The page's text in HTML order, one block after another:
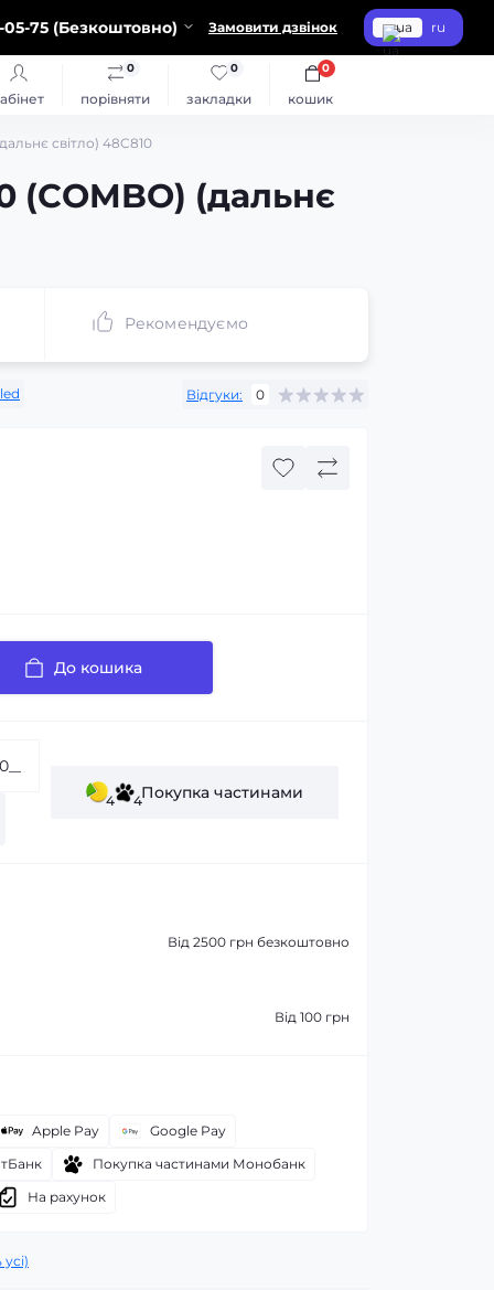
75 (Безкоштовно) Замовити дзвінок ua ru
порівняти
0
закладки
0
кошик
0
світло) 48C810
(COMBO) (дальнє
Рекомендуємо
Відгуки: 0
До кошика
4 4Покупка частинами
Від 2500 грн безкоштовно
Від 100 грн
Apple Pay
Google Pay
Покупка частинами Монобанк
На рахунок